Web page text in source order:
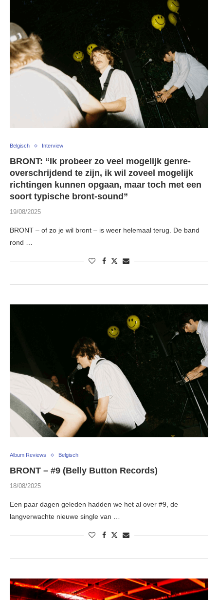
Belgisch Interview
BRONT: “Ik probeer zo veel mogelijk genre-
overschrijdend te zijn, ik wil zoveel mogelijk
richtingen kunnen opgaan, maar toch met een
soort typische bront-sound”
19/08/2025
BRONT – of zo je wil bront – is weer helemaal terug. De band
rond …
Album Reviews Belgisch
BRONT – #9 (Belly Button Records)
18/08/2025
Een paar dagen geleden hadden we het al over #9, de
langverwachte nieuwe single van …